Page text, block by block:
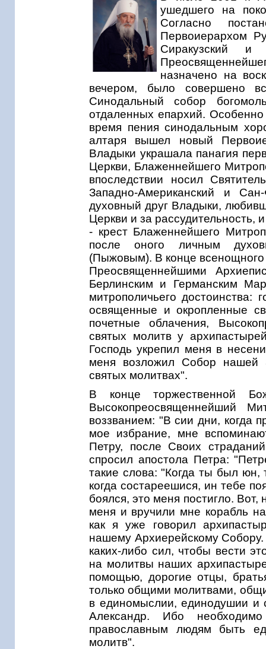
ушедшего на
Согласно
Первоиерархом
Сиракузский и
назначено на
вечером, было совершено
Синодальный собор
отдаленных епархий.
время пения синодальным
алтаря вышел новый
Владыки украшала панагия
Церкви, Блаженнейшего
впоследствии носил
Западно-Американский и
духовный друг Владыки,
Церкви и за рассудительность,
- крест Блаженнейшего
после оного личным
(Пыжовым). В конце всенощного
Преосвященнейшими
Берлинским и Германским
митрополичьего достоинства:
освященные и окропленные
почетные облачения,
святых молитв у
Господь укрепил меня в
меня возложил Собор нашей
святых молитвах".
В конце торжественной
Высокопреосвященнейший
воззванием: "В сии дни, когда
мое избрание, мне
Петру, после Своих
спросил апостола Петра:
такие слова: "Когда ты был юн,
когда состареешися, ин тебе
боялся, это меня постигло.
меня и вручили мне корабль
как я уже говорил
нашему Архиерейскому
каких-либо сил, чтобы вести
на молитвы наших
помощью, дорогие отцы,
только общими молитвами,
в единомыслии, единодушии и
Александр. Ибо
православным людям быть
молитв".